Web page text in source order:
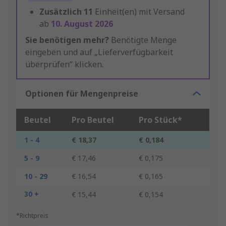
Zusätzlich 11 Einheit(en) mit Versand
ab 10. August 2026
Sie benötigen mehr? Benötigte Menge
eingeben und auf „Lieferverfügbarkeit
überprüfen“ klicken.
Optionen für Mengenpreise
Beutel Pro Beutel Pro Stück*
1 - 4 € 18,37
€ 0,184
5 - 9
€ 17,46
€ 0,175
10 - 29
€ 16,54
€ 0,165
30 +
€ 15,44 € 0,154
*Richtpreis